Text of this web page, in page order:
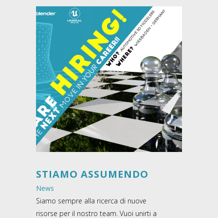
STIAMO ASSUMENDO
News
Siamo sempre alla ricerca di nuove
risorse per il nostro team. Vuoi unirti a